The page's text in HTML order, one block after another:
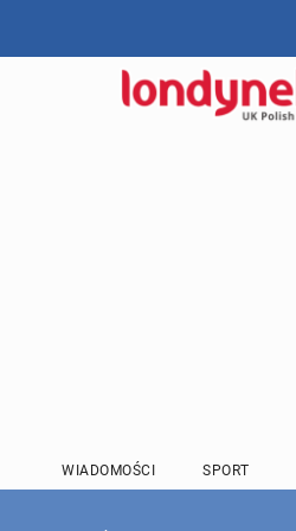
WIADOMOŚCI SPORT